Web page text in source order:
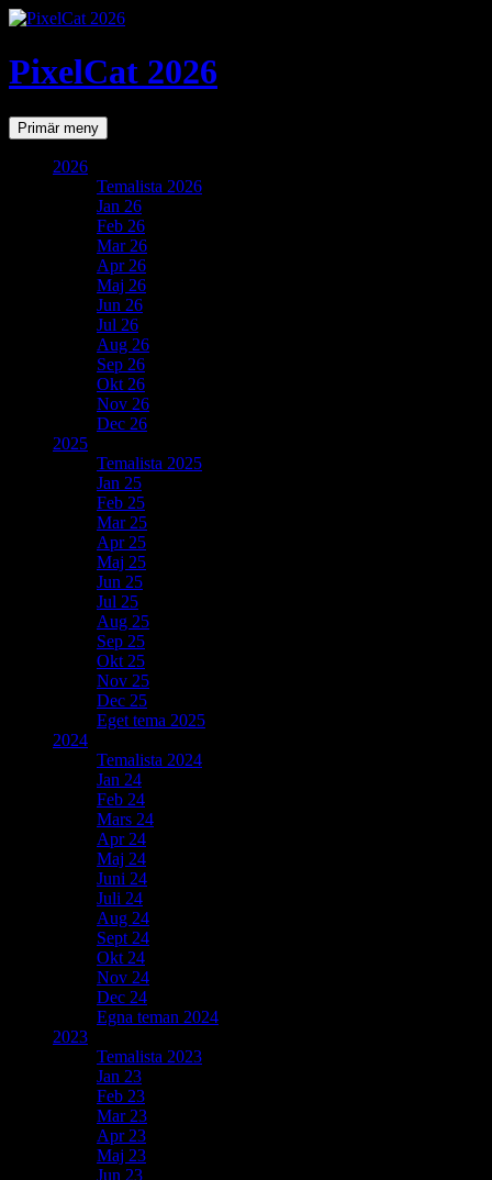
PixelCat 2026
SökPrimär meny Gå
till
2026
Temalista 2026
Jan 26
Feb 26
Mar 26
Apr 26
Maj 26
Jun 26
Jul 26
Aug 26
Sep 26
Okt 26
Nov 26
Dec 26
2025
Temalista 2025
Jan 25
Feb 25
Mar 25
Apr 25
Maj 25
Jun 25
Jul 25
Aug 25
Sep 25
Okt 25
Nov 25
Dec 25
Eget tema 2025
2024
Temalista 2024
Jan 24
Feb 24
Mars 24
Apr 24
Maj 24
Juni 24
Juli 24
Aug 24
Sept 24
Okt 24
Nov 24
Dec 24
Egna teman 2024
2023
Temalista 2023
Jan 23
Feb 23
Mar 23
Apr 23
Maj 23
Jun 23